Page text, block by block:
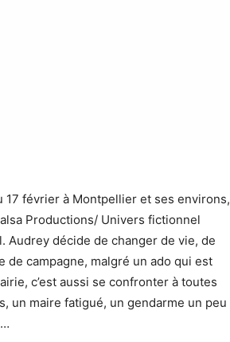
février à Montpellier et ses environs,
Productions/ Univers fictionnel
Audrey décide de changer de vie, de
de campagne, malgré un ado qui est
c’est aussi se confronter à toutes
un maire fatigué, un gendarme un peu